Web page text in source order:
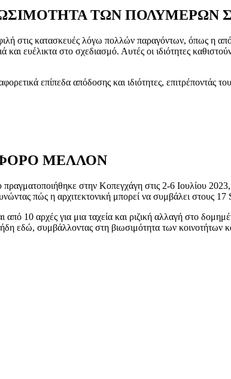
ΤΩΝ ΠΟΛΥΜΕΡΩΝ
στις κατασκευές λόγω πολλών παραγόντων, όπως η
και ευέλικτα στο σχεδιασμό. Αυτές οι ιδιότητες
επίπεδα απόδοσης και ιδιότητες, επιτρέποντάς
ΜΕΛΛΟΝ
στην Κοπεγχάγη στις 2-6 Ιουλίου
πώς η αρχιτεκτονική μπορεί να συμβάλει
από 10 αρχές για μια ταχεία και ριζική αλλαγή στο
ήδη εδώ, συμβάλλοντας στη βιωσιμότητα των κοινοτήτων